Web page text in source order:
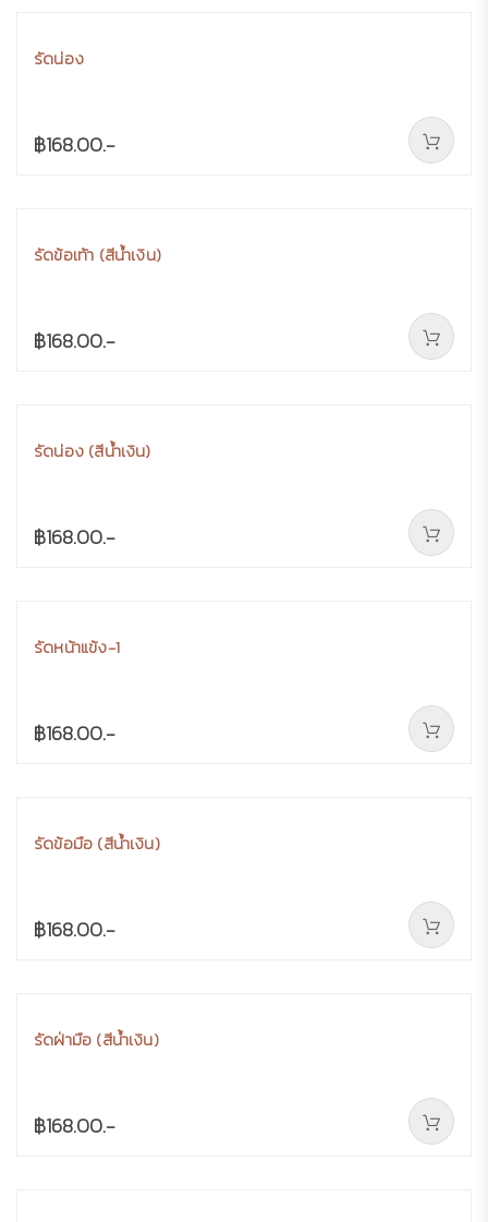
รัดน่อง
฿168.00.-
รัดข้อเท้า (สีน้ำเงิน)
฿168.00.-
รัดน่อง (สีน้ำเงิน)
฿168.00.-
รัดหน้าแข้ง-1
฿168.00.-
รัดข้อมือ (สีน้ำเงิน)
฿168.00.-
รัดฝ่ามือ (สีน้ำเงิน)
฿168.00.-